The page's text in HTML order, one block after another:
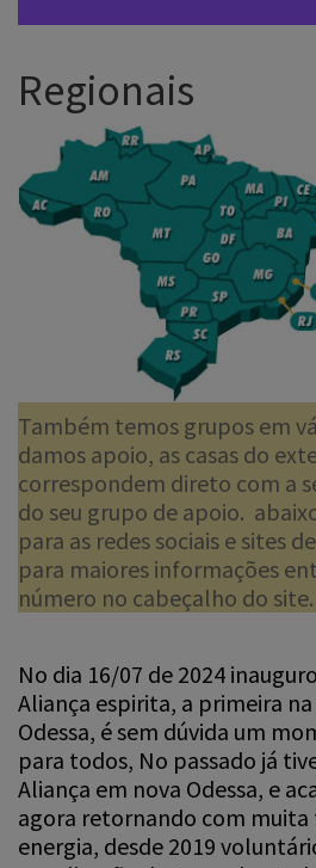
Regionais
Também temos grupos em
damos apoio, as casas do
correspondem direto com a
do seu grupo de apoio.
para as redes sociais e sites
para maiores informações
número no cabeçalho do site.
No dia 16/07 de 2024
Aliança espirita, a primeira
Odessa, é sem dúvida um
para todos, No passado já
Aliança em nova Odessa, e
agora retornando com muita
energia, desde 2019